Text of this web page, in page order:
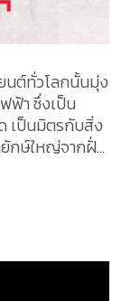
นต์ทั่วโลกนั้นมุ่ง
ฟ้า ซึ่งเป็น
เป็นมิตรกับสิ่ง
กษ์ใหญ่จากฝั่ง
ถยนต์ไฟฟ้า
ายดีตลอดกาล
สนใจจาก
ำลังมองหายาน